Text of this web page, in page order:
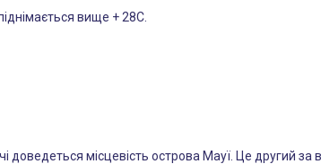
вище + 28С.
місцевість острова Мауї. Це другий за